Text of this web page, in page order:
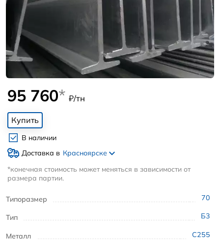
Типоразмер 70
Тип Б3
Металл С255
95 760* ₽/тн
Купить
В наличии
Доставка в Красноярске
*конечная стоимость может меняться в зависимости от
размера партии.